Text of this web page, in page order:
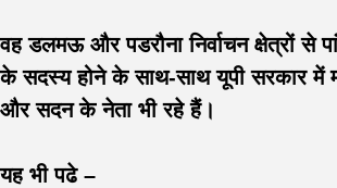
वह डलमऊ और पडरौना निर्वाचन क्षेत्रों से
के सदस्य होने के साथ-साथ यूपी सरकार में
और सदन के नेता भी रहे हैं।
यह भी पढे –